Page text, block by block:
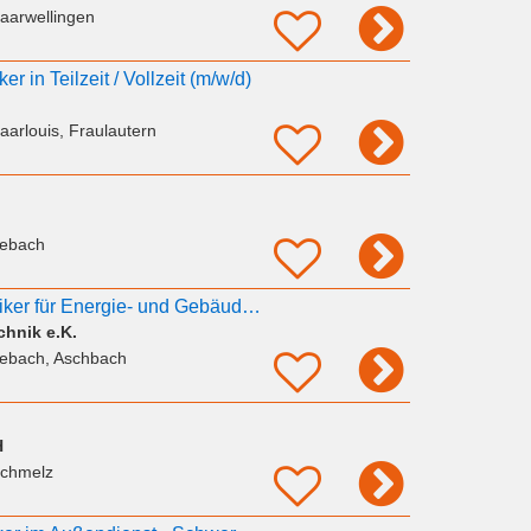
in Teilzeit / Vollzeit (m/w/d)
Fraulautern
Elektriker / Elektroniker für Energie- und Gebäudetechnik (m/w/d) – Teilzeit
e.K.
Aschbach